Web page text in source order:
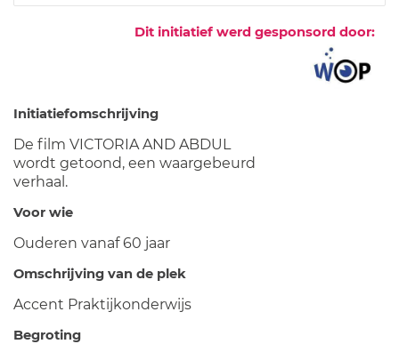
Dit initiatief werd gesponsord door:
Initiatiefomschrijving
De film VICTORIA AND ABDUL
wordt getoond, een waargebeurd
verhaal.
Voor wie
Ouderen vanaf 60 jaar
Omschrijving van de plek
Accent Praktijkonderwijs
Begroting